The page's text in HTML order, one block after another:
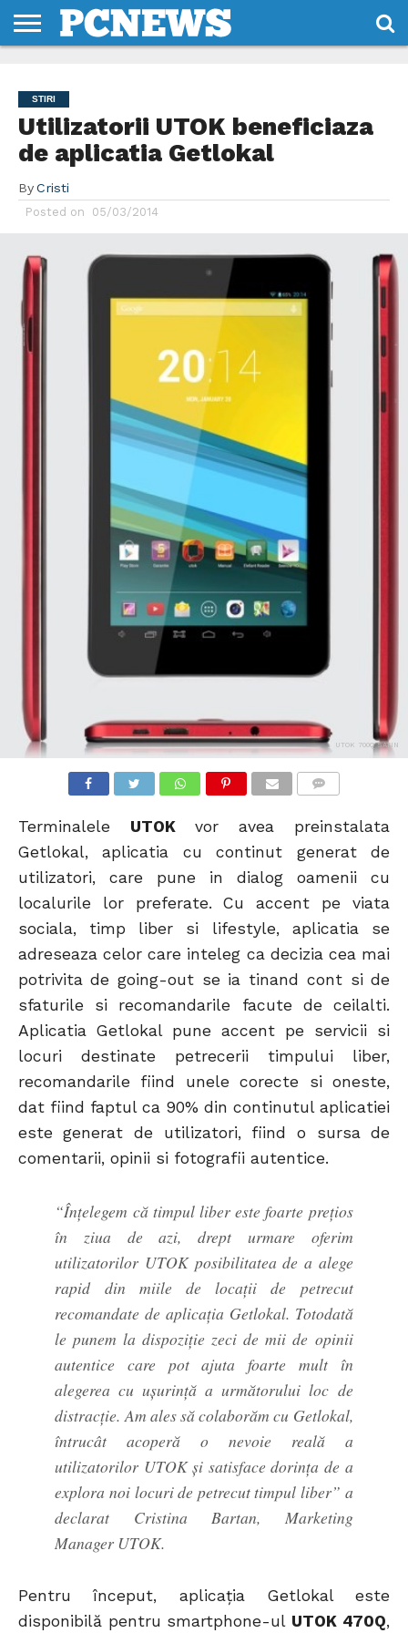
NOI
SI
CONDITII
STIRI
Utilizatorii UTOK beneficiaza
de aplicatia Getlokal
By Cristi
Posted on 05/03/2014
UTOK 700Q SATIN
Terminalele UTOKvor avea preinstalata
Getlokal, aplicatia cu continut generat de
utilizatori, care pune in dialog oamenii cu
localurile lor preferate. Cu accent pe viata
sociala, timp liber si lifestyle, aplicatia se
adreseaza celor care inteleg ca decizia cea mai
potrivita de going-out se ia tinand cont si de
sfaturile si recomandarile facute de ceilalti.
Aplicatia Getlokal pune accent pe servicii si
locuri destinate petrecerii timpului liber,
recomandarile fiind unele corecte si oneste,
dat fiind faptul ca 90% din continutul aplicatiei
este generat de utilizatori, fiind o sursa de
comentarii, opinii si fotografii autentice.
“Înțelegem că timpul liber este foarte prețios
în ziua de azi, drept urmare oferim
utilizatorilor UTOK posibilitatea de a alege
rapid din miile de locații de petrecut
recomandate de aplicația Getlokal. Totodată
le punem la dispoziție zeci de mii de opinii
autentice care pot ajuta foarte mult în
alegerea cu ușurință a următorului loc de
distracție. Am ales să colaborăm cu Getlokal,
întrucât acoperă o nevoie reală a
utilizatorilor UTOK și satisface dorința de a
explora noi locuri de petrecut timpul liber” a
declarat Cristina Bartan, Marketing
Manager UTOK.
Pentru început, aplicația Getlokal este
disponibilă pentru smartphone-ul UTOK 470Q,